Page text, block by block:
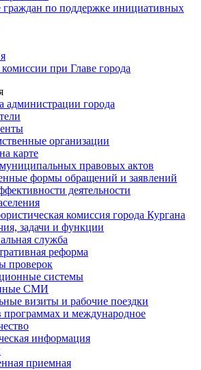
граждан по поддержке инициативных
при Главе города
администрации города
организации
карте
правовых актов
формы обращений и заявлений
деятельности
комиссия города Кургана
задачи и функции
служба
реформа
проверок
системы
СМИ
визиты и рабочие поездки
программах и международное
информация
приемная